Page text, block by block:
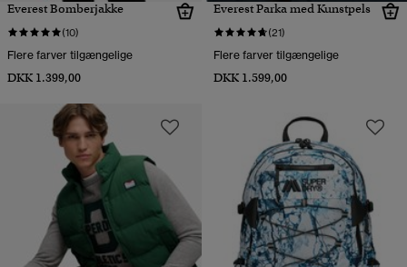
Everest Bomberjakke
(10)
Flere farver tilgængelige
DKK 1.399,00
Everest Parka med Kunstpels
(21)
Flere farver tilgængelige
DKK 1.599,00